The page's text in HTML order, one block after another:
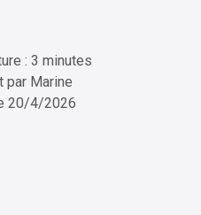
: 3 minutes
par Marine
20/4/2026